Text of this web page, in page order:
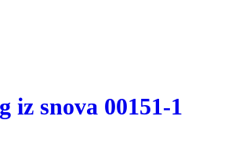
iz snova 00151-1